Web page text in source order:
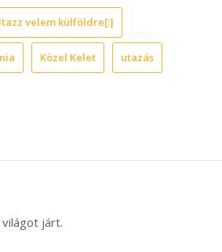
velem külföldre[:]
Közel Kelet utazás
járt.